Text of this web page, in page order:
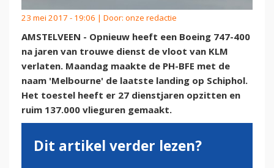
23 mei 2017 - 19:06 | Door: onze redactie
AMSTELVEEN - Opnieuw heeft een Boeing 747-400
na jaren van trouwe dienst de vloot van KLM
verlaten. Maandag maakte de PH-BFE met de
naam 'Melbourne' de laatste landing op Schiphol.
Het toestel heeft er 27 dienstjaren opzitten en
ruim 137.000 vlieguren gemaakt.
Dit artikel verder lezen?